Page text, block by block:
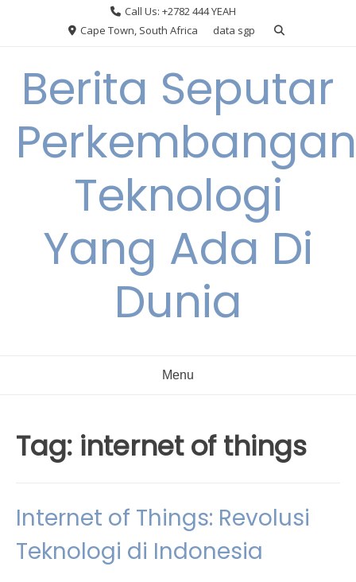
Call Us: +2782 444 YEAH
Cape Town, South Africa
data sgp
Berita Seputar
Perkembangan
Teknologi
Yang Ada Di
Dunia
Menu
Tag: internet of things
Internet of Things: Revolusi
Teknologi di Indonesia